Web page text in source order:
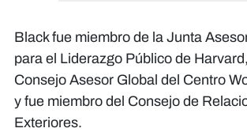
Black fue miembro de la Junta
para el Liderazgo Público de
Consejo Asesor Global del Centro
y fue miembro del Consejo de
Exteriores.